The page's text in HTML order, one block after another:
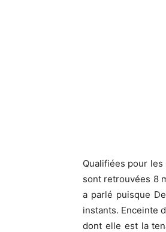
Qualifiées pour
sont retrouvées 8
a parlé puisque
instants. Enceinte
dont elle est la